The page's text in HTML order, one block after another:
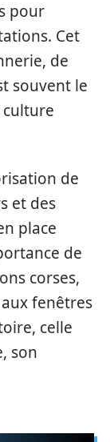
pour
Cet
de
souvent le
culture
de
et des
place
de
corses,
fenêtres
celle
son